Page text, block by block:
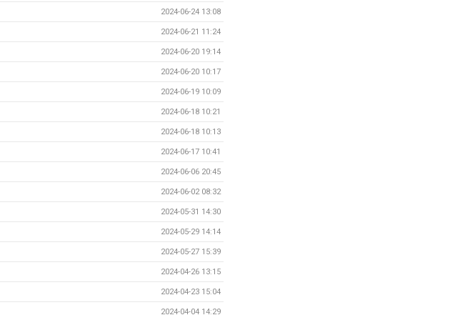
2024-06-24 13:08
2024-06-21 11:24
2024-06-20 19:14
2024-06-20 10:17
2024-06-19 10:09
2024-06-18 10:21
2024-06-18 10:13
2024-06-17 10:41
2024-06-06 20:45
2024-06-02 08:32
2024-05-31 14:30
2024-05-29 14:14
2024-05-27 15:39
2024-04-26 13:15
2024-04-23 15:04
2024-04-04 14:29